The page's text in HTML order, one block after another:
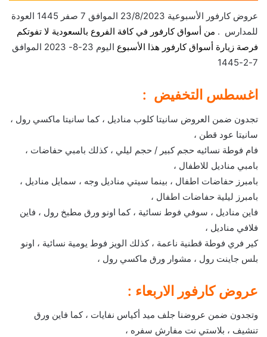
عروض كارفور الأسبوعية 23/8/2023 الموافق 7 صفر 1445 العودة
للمدارس . من أسواق كارفور في كافة الفروع بالسعودية لا تفوتكم
فرصة زيارة أسواق كارفور هذا الأسبوع
اليوم 23-8- 2023 الموافق
7-2-1445
اغسطس التخفيض :
تجدون ضمن العروض سانيتا كلوب مناديل ، كما سانيتا ماكسي رول ،
سانيتا عود قطن ،
فام فوطة نسائيه حجم كبير / حجم ليلي ، كذلك بامبي حفاضات ،
بامبي مناديل للاطفال ،
بامبرز حفاضات اطفال ، بينما سيتي مناديل وجه ، سمايل مناديل ،
بامبرز ليلية حفاضات اطفال ،
فاين مناديل ، سوفي فوط نسائية ، كما اونو ورق مطبخ رول ، فاين
فلافي مناديل ،
كير فري فوطة قطنية ناعمة ، كذلك الويز فوط يومية نسائية ، اونو
بلس جاينت رول ، مشوار ورق ماكسي رول ،
عروض كارفور الاربعاء :
وتجدون ضمن عروضنا جلف ميد أكياس نفايات ، كما فاين ورق
تنشيف ، بلاستي نت مفارش سفره ،